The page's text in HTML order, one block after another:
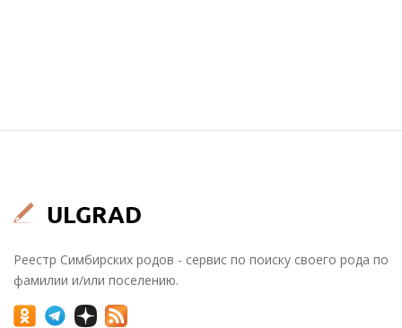
Реестр Симбирских родов - сервис по поиску своего рода по
фамилии и/или поселению.